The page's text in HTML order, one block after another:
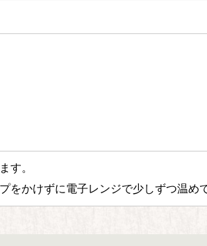
す。
をかけずに電子レンジで少しずつ温め